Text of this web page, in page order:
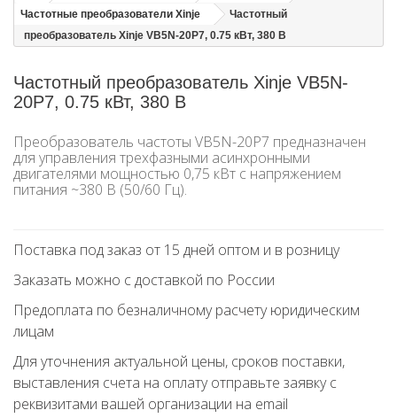
Частотные преобразователи Xinje
Частотный
преобразователь Xinje VB5N-20P7, 0.75 кВт, 380 В
Частотный преобразователь Xinje VB5N-
20P7, 0.75 кВт, 380 В
Преобразователь частоты VB5N-20P7 предназначен
для управления трехфазными асинхронными
двигателями мощностью 0,75 кВт с напряжением
питания ~380 В (50/60 Гц).
Поставка под заказ от 15 дней оптом и в розницу
Заказать можно с доставкой по России
Предоплата по безналичному расчету юридическим
лицам
Для уточнения актуальной цены, сроков поставки,
выставления счета на оплату отправьте заявку с
реквизитами вашей организации на email